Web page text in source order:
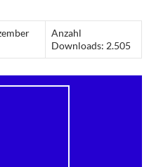
Anzahl
Downloads: 2.505